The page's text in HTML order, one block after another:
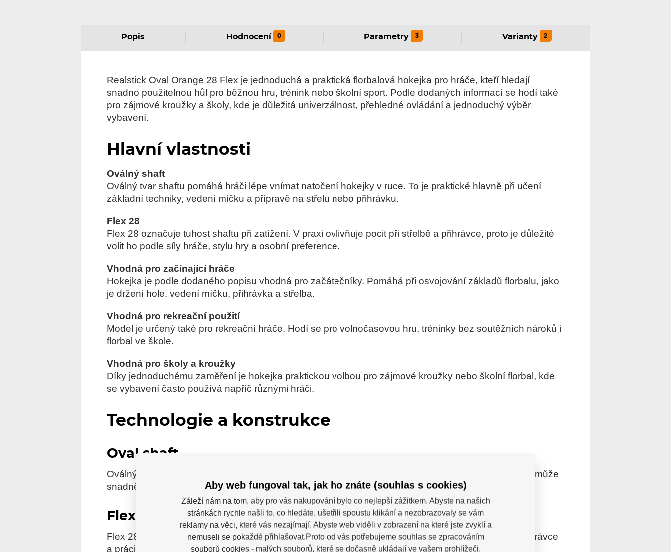
Popis Hodnocení 0 Parametry 3 Varianty 2
Realstick Oval Orange 28 Flex je jednoduchá a praktická florbalová hokejka pro hráče, kteří hledají
snadno použitelnou hůl pro běžnou hru, trénink nebo školní sport. Podle dodaných informací se hodí také
pro zájmové kroužky a školy, kde je důležitá univerzálnost, přehledné ovládání a jednoduchý výběr
vybavení.
Hlavní vlastnosti
Oválný shaft
Oválný tvar shaftu pomáhá hráči lépe vnímat natočení hokejky v ruce. To je praktické hlavně při učení
základní techniky, vedení míčku a přípravě na střelu nebo přihrávku.
Flex 28
Flex 28 označuje tuhost shaftu při zatížení. V praxi ovlivňuje pocit při střelbě a přihrávce, proto je důležité
volit ho podle síly hráče, stylu hry a osobní preference.
Vhodná pro začínající hráče
Hokejka je podle dodaného popisu vhodná pro začátečníky. Pomáhá při osvojování základů florbalu, jako
je držení hole, vedení míčku, přihrávka a střelba.
Vhodná pro rekreační použití
Model je určený také pro rekreační hráče. Hodí se pro volnočasovou hru, tréninky bez soutěžních nároků i
florbal ve škole.
Vhodná pro školy a kroužky
Díky jednoduchému zaměření je hokejka praktickou volbou pro zájmové kroužky nebo školní florbal, kde
se vybavení často používá napříč různými hráči.
Technologie a konstrukce
Oval shaft
Oválný shaft má tvarovaný profil, který se v ruce lépe orientuje než zcela kulaté provedení. Hráč tak může
snadněji poznat, jak je čepel natočená, což pomáhá při kontrole míčku i základní technice.
Flex 28
Flex 28 popisuje průhyb shaftu při zatížení. Tuhost hokejky ovlivňuje, jak se hůl chová při střele, přihrávce
a práci s míčkem, proto má vliv na celkový pocit ze hry.
Aby web fungoval tak, jak ho znáte (souhlas s cookies)
Záleží nám na tom, aby pro vás nakupování bylo co nejlepší zážitkem. Abyste na našich
stránkách rychle našli to, co hledáte, ušetřili spoustu klikání a nezobrazovaly se vám
reklamy na věci, které vás nezajímají. Abyste web viděli v zobrazení na které jste zvyklí a
nemuseli se pokaždé přihlašovat.Proto od vás potřebujeme souhlas se zpracováním
souborů cookies - malých souborů, které se dočasně ukládají ve vašem prohlížeči.